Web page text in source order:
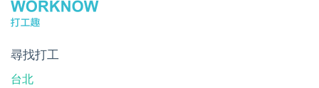
尋找打工
台北